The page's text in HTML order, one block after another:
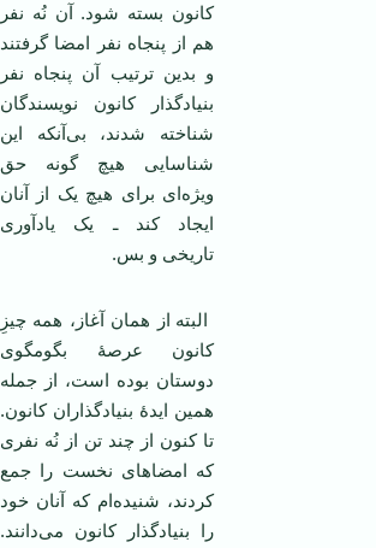
کانون بسته شود. آن نُه نفر
هم از پنجاه نفر امضا گرفتند
و بدین ترتیب آن پنجاه نفر
بنیادگذار کانون نویسندگان
شناخته شدند، بی‌آنکه این
شناسایی هیچ گونه حق
ویژه‌ای برای هیچ یک از آنان
ایجاد کند ـ یک یادآوری
تاریخی و بس.
البته از‌‌ همان آغاز، همه چیزِ
کانون عرصۀ بگومگوی
دوستان بوده است، از جمله
همین ایدۀ بنیادگذاران کانون.
تا کنون از چند تن از نُه نفری
که امضاهای نخست را جمع
کردند، شنیده‌ام که آنان خود
را بنیادگذار کانون می‌دانند.